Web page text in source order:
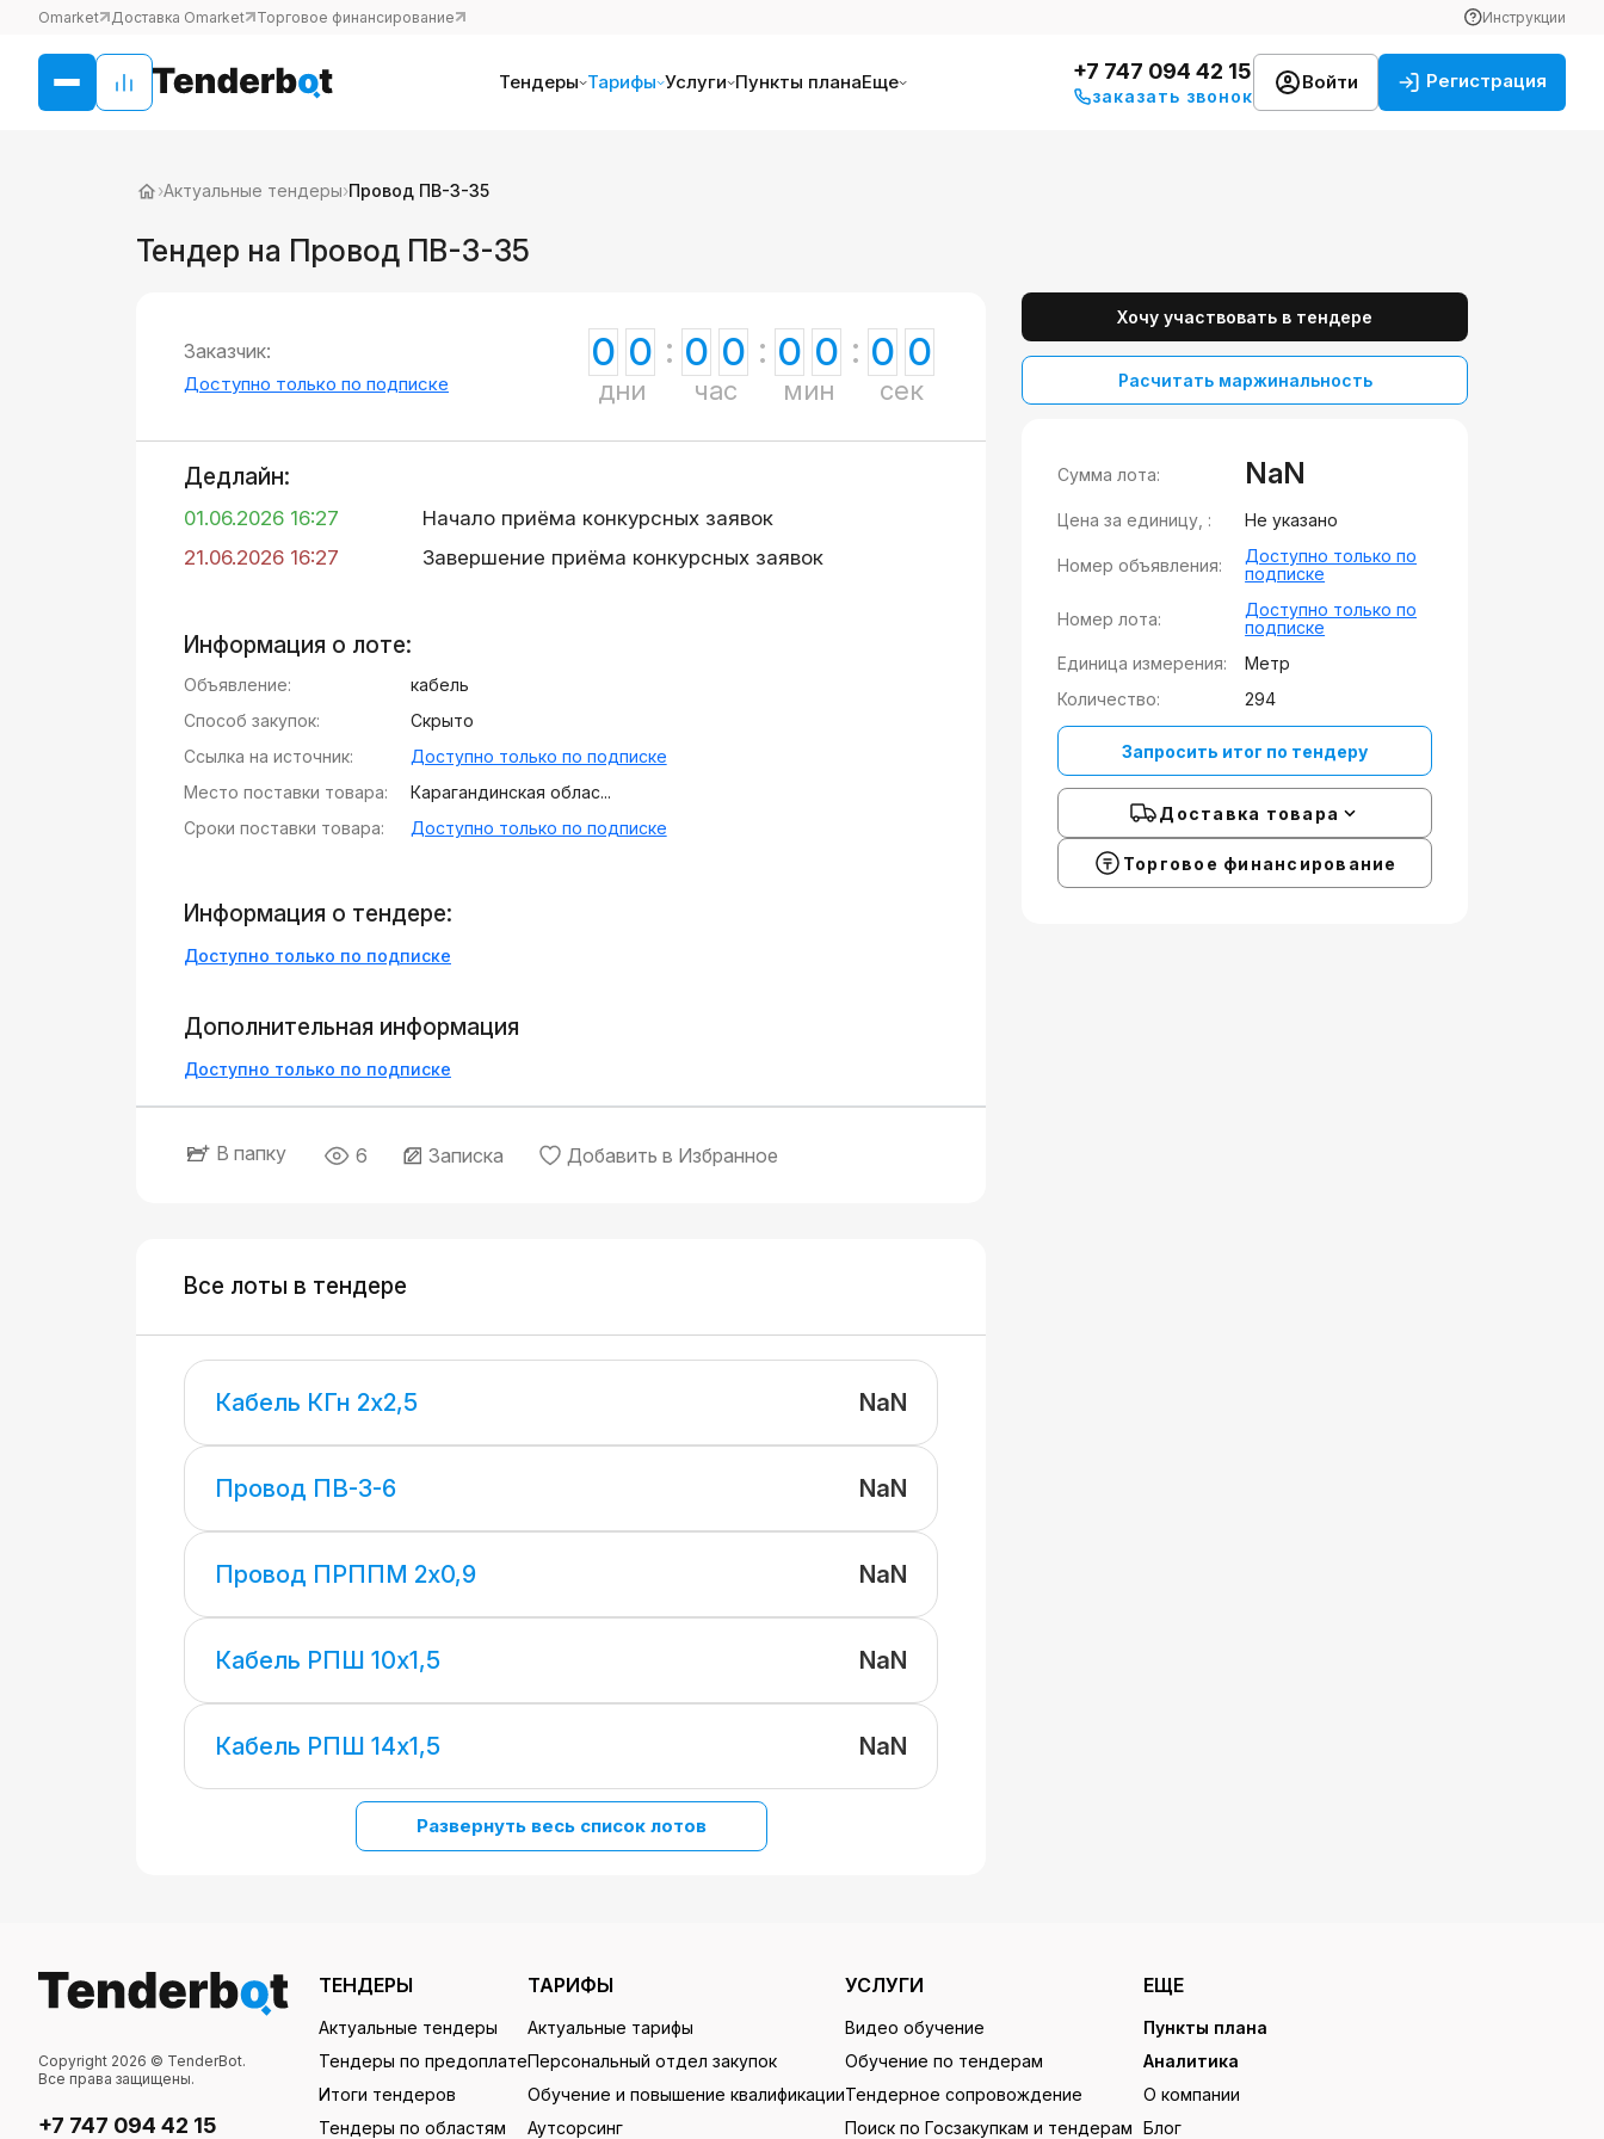
Omarket Доставка Omarket Торговое финансирование Инструкции
Тендеры Тарифы Услуги Пункты планаЕще +7 747 094 42 15
заказать звонок
Войти Регистрация
›Актуальные тендеры›Провод ПВ-3-35
Тендер на Провод ПВ-3-35
Заказчик:
Доступно только по подписке
0 0
дни
0 0
час
0 0
мин
0 0
сек
Дедлайн:
01.06.2026 16:27
Начало приёма конкурсных заявок
21.06.2026 16:27
Завершение приёма конкурсных заявок
Информация о лоте:
Объявление:
кабель
Способ закупок:
Скрыто
Ссылка на источник:
Доступно только по подписке
Место поставки товара:
Карагандинская облас...
Сроки поставки товара:
Доступно только по подписке
Информация о тендере:
Доступно только по подписке
Дополнительная информация
Доступно только по подписке
В папку 6 Записка Добавить в Избранное
Все лоты в тендере
Кабель КГн 2х2,5 NaN
Провод ПВ-3-6 NaN
Провод ПРППМ 2х0,9 NaN
Кабель РПШ 10х1,5 NaN
Кабель РПШ 14х1,5 NaN
Развернуть весь список лотов
Хочу участвовать в тендере
Расчитать маржинальность
Сумма лота: NaN
Цена за единицу, : Не указано
Номер объявления:
Доступно только по
подписке
Номер лота:
Доступно только по
подписке
Единица измерения:
Метр
Количество:
294
Запросить итог по тендеру
Доставка товара
Торговое финансирование
Copyright 2026 © TenderBot.
Все права защищены.
+7 747 094 42 15
ТЕНДЕРЫ
Актуальные тендеры
Тендеры по предоплате
Итоги тендеров
Тендеры по областям
ТАРИФЫ
Актуальные тарифы
Персональный отдел закупок
Обучение и повышение квалификации
Аутсорсинг
УСЛУГИ
Видео обучение
Обучение по тендерам
Тендерное сопровождение
Поиск по Госзакупкам и тендерам
ЕЩЕ
Пункты плана
Аналитика
О компании
Блог